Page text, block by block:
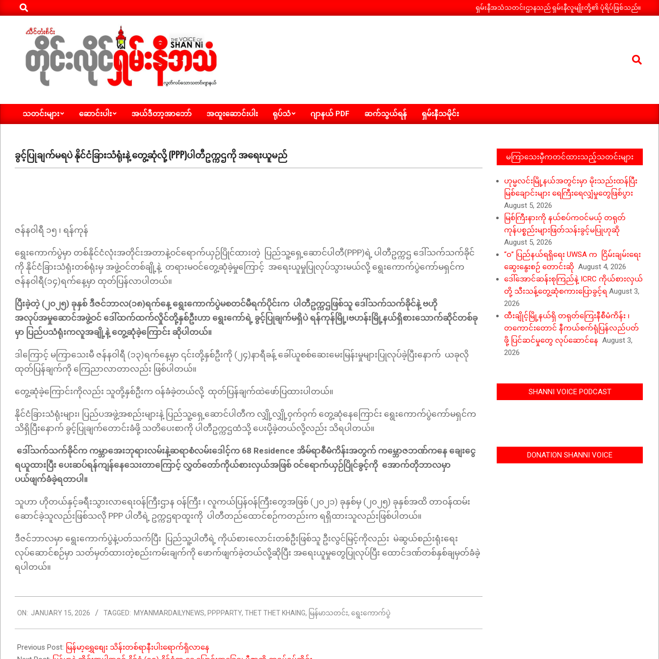
to
Search
ရှမ်းနီအသံသတင်းဌာနသည် ရှမ်းနီလူမျိုးတို့၏ ပုံရိပ်ဖြစ်သည်။
ရှမ်း
နီ
သတင်း
Search
Primary
သတင်းများ ဆောင်းပါး အယ်ဒီတာ့အာဘော် အထူးဆောင်းပါး ရုပ်သံ ဂျာနယ် PDF ဆက်သွယ်ရန် ရှမ်းနီသမိုင်း
ခွင့်ပြုချက်မရပဲ နိုင်ငံခြားသံရုံးနဲ့ တွေ့ဆုံလို့ (PPP)ပါတီဥက္ကဌကို အရေးယူမည်
ဇန်နဝါရီ ၁၅ ၊ ရန်ကုန်
ရွေးကောက်ပွဲမှာ တစ်နိုင်ငံလုံးအတိုင်းအတာနဲ့ဝင်ရောက်ယှဉ်ပြိုင်ထားတဲ့ ပြည်သူ့ရှေ့ဆောင်ပါတီ(PPP)ရဲ့ ပါတီဥက္ကဌ ဒေါ်သက်သက်ခိုင်
ကို နိုင်ငံခြားသံရုံးတစ်ရုံးမှ အဖွဲ့ဝင်တစ်ချို့နဲ့ တရားမဝင်တွေ့ဆုံခဲ့မှုကြောင့် အရေး​ယူမှုပြုလုပ်သွားမယ်လို့ ရွေးကောက်ပွဲကော်မရှင်က
ဇန်နဝါရီ(၁၄)ရက်နေ့မှာ ထုတ်ပြန်လာပါတယ်။
ပြီးခဲ့တဲ့ (၂၀၂၅) ခုနှစ် ဒီဇင်ဘာလ(၁၈)ရက်နေ့ ရွေးကောက်ပွဲမစတင်မီရက်ပိုင်းက ပါတီဥက္ကဌဖြစ်သူ ဒေါ်သက်သက်ခိုင်နဲ့ ဗဟို
အလုပ်အမှုဆောင်အဖွဲ့ဝင် ဒေါ်ထက်ထက်လှိုင်တို့နှစ်ဦးဟာ ရွေးကော်ရဲ့ ခွင့်ပြုချက်မရှိပဲ ရန်ကုန်မြို့၊ဗဟန်းမြို့နယ်ရှိစားသောက်ဆိုင်တစ်ခု
မှာ ပြည်ပသံရုံးကလူအချို့နဲ့ တွေ့ဆုံခဲ့ကြောင်း ဆိုပါတယ်။
ဒါကြောင့် မကြာသေးမီ ဇန်နဝါရီ (၁၃)ရက်နေ့မှာ ၎င်းတို့နှစ်ဦးကို (၂၄)နာရီခန့် ခေါ်ယူစစ်ဆေးမေးမြန်းမှုများပြုလုပ်ခဲ့ပြီးနောက် ယခုလို
ထုတ်ပြန်ချက်ကို ကြေညာလာတာလည်း ဖြစ်ပါတယ်။
တွေ့ဆုံခဲ့ကြောင်းကိုလည်း သူတို့နှစ်ဦးက ဝန်ခံခဲ့တယ်လို့ ထုတ်ပြန်ချက်ထဲဖော်ပြထားပါတယ်။
နိုင်ငံခြားသံရုံးများ၊ ပြည်ပအဖွဲ့အစည်းများနဲ့ ပြည်သူ့ရှေ့ဆောင်ပါတီက လျှို့လျှို့ဝှက်ဝှက် တွေ့ဆုံနေကြောင်း ရွေးကောက်ပွဲကော်မရှင်က
သိရှိပြီးနောက် ခွင့်ပြုချက်တောင်းခံဖို့ သတိပေးစာကို ပါတီဥက္ကဌထံသို့ ပေးပို့ခဲ့တယ်လို့လည်း သိရပါတယ်။
ဒေါ်သက်သက်ခိုင်က ကမ္ဘာအေးဘုရားလမ်းနဲ့ဆရာစံလမ်းဒေါင့်က 68 Residence အိမ်ရာစီမံကိန်းအတွက် ကမ္ဘောဇဘဏ်ကနေ ချေးငွေ
ရယူထားပြီး ပေးဆပ်ရန်ကျန်နေသေးတာကြောင့် လွှတ်တော်ကိုယ်စားလှယ်အဖြစ် ဝင်ရောက်ယှဉ်ပြိုင်ခွင့်ကို အောက်တိုဘာလမှာ
ပယ်ဖျက်ခံခဲ့ရတာပါ။
သူဟာ ဟိုတယ်နှင့်ခရီးသွားလာရေးဝန်ကြီးဌာန ဝန်ကြီး ၊ လူကယ်ပြန်ဝန်ကြီးတွေအဖြစ် (၂၀၂၁) ခုနှစ်မှ (၂၀၂၅) ခုနှစ်အထိ တာဝန်ထမ်း
ဆောင်ခဲ့သူလည်းဖြစ်သလို PPP ပါတီရဲ့ ဥက္ကဌရာထူးကို ပါတီတည်ထောင်စဉ်ကတည်းက ရရှိထားသူလည်းဖြစ်ပါတယ်။
ဒီဇင်ဘာလမှာ ရွေးကောက်ပွဲနဲ့ပတ်သက်ပြီး ပြည်သူ့ပါတီရဲ့ ကိုယ်စားလောင်းတစ်ဦးဖြစ်သူ ဦးလွင်မြင့်ကိုလည်း မဲဆွယ်စည်းရုံးရေး
လုပ်ဆောင်စဉ်မှာ သတ်မှတ်ထားတဲ့စည်းကမ်းချက်ကို ဖောက်ဖျက်ခဲ့တယ်လို့ဆိုပြီး အရေးယူမှုတွေပြုလုပ်ပြီး ထောင်ဒဏ်တစ်နှစ်ချမှတ်ခံခဲ့
ရပါတယ်။
01-
15
ON: JANUARY 15, 2026 TAGGED: MYANMARDAILYNEWS, PPPPARTY, THET THET KHAING, မြန်မာသတင်း, ရွေးကောက်ပွဲ
Previous Post: မြန်မာ့ရွှေစျေး သိန်းတစ်ရာနီးပါးရောက်ရှိလာနေ
မကြာသေးမှီကတင်ထားသည့်သတင်းများ
ဟုမ္မလင်းမြို့နယ်အတွင်းမှာ မိုးသည်းထန်ပြီး
မြစ်ချောင်းများ ရေကြီးရေလျှံမှုတွေဖြစ်ပွား
August 5, 2026
မြစ်ကြီးနားကို နယ်စပ်ကဝင်မယ့် တရုတ်
ကုန်ပစ္စည်းများဖြတ်သန်းခွင့်မပြုဟုဆို
August 5, 2026
“ဝ” ပြည်နယ်ရရှိရေး UWSA က ငြိမ်းချမ်းရေး
ဆွေးနွေးစဉ် တောင်းဆို August 4, 2026
ဒေါ်အောင်ဆန်းစုကြည်နဲ့ ICRC ကိုယ်စားလှယ်
တို့ သီးသန့်တွေ့ဆုံစကားပြောခွင့်ရ August 3,
2026
ထီးချိုင့်မြို့နယ်ရှိ တရုတ်ကြေးနီစီမံကိန်း ၊
တကောင်းတောင် နီကယ်စက်ရုံပြန်လည်ပတ်
ဖို့ ပြင်ဆင်မှုတွေ လုပ်ဆောင်နေ August 3,
2026
SHANNI VOICE PODCAST
DONATION SHANNI VOICE